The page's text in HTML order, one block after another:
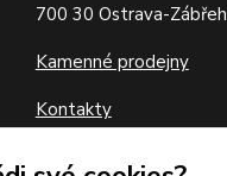
700 30 Ostrava-Zábřeh
Kamenné prodejny
Kontakty